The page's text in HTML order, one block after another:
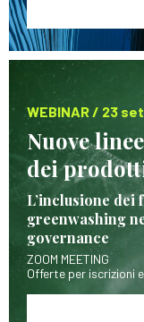
WEBINAR / 23
Nuove
dei
L’inclusione dei
greenwashing
governance
ZOOM MEETING
Offerte per iscrizioni